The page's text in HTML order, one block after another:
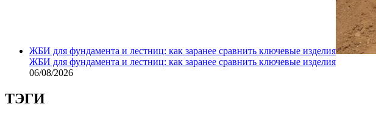
ЖБИ для фундамента и лестниц: как заранее сравнить ключевые изделия
ЖБИ для фундамента и лестниц: как заранее сравнить ключевые изделия
06/08/2026
ТЭГИ